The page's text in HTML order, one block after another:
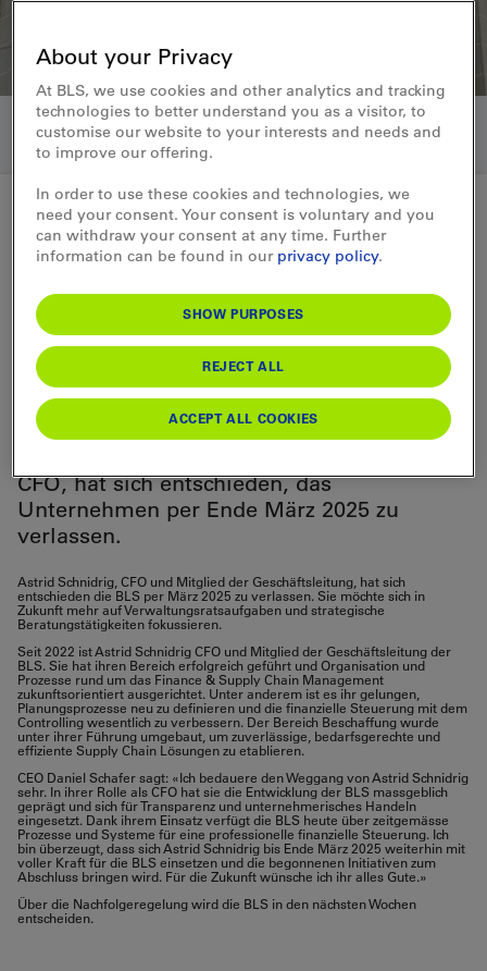
Ad-hoc-Mitteilung gemäss Art. 53 KR 20.09.2024
Änderung in der
Geschäftsleitung: Astrid
Schnidrig verlässt die BLS AG
In der Geschäftsleitung der BLS AG kommt
CFO, hat sich entschieden, das
Unternehmen per Ende März 2025 zu
verlassen.
Astrid Schnidrig, CFO und Mitglied der Geschäftsleitung, hat sich
entschieden die BLS per März 2025 zu verlassen. Sie möchte sich in
Zukunft mehr auf Verwaltungsratsaufgaben und strategische
Beratungstätigkeiten fokussieren.
Seit 2022 ist Astrid Schnidrig CFO und Mitglied der Geschäftsleitung der
BLS. Sie hat ihren Bereich erfolgreich geführt und Organisation und
Prozesse rund um das Finance & Supply Chain Management
zukunftsorientiert ausgerichtet. Unter anderem ist es ihr gelungen,
Planungsprozesse neu zu definieren und die finanzielle Steuerung mit dem
Controlling wesentlich zu verbessern. Der Bereich Beschaffung wurde
unter ihrer Führung umgebaut, um zuverlässige, bedarfsgerechte und
effiziente Supply Chain Lösungen zu etablieren.
CEO Daniel Schafer sagt: «Ich bedauere den Weggang von Astrid Schnidrig
sehr. In ihrer Rolle als CFO hat sie die Entwicklung der BLS massgeblich
geprägt und sich für Transparenz und unternehmerisches Handeln
eingesetzt. Dank ihrem Einsatz verfügt die BLS heute über zeitgemässe
Prozesse und Systeme für eine professionelle finanzielle Steuerung. Ich
bin überzeugt, dass sich Astrid Schnidrig bis Ende März 2025 weiterhin mit
voller Kraft für die BLS einsetzen und die begonnenen Initiativen zum
Abschluss bringen wird. Für die Zukunft wünsche ich ihr alles Gute.»
Über die Nachfolgeregelung wird die BLS in den nächsten Wochen
entscheiden.
About your Privacy
At BLS, we use cookies and other analytics and tracking
technologies to better understand you as a visitor, to
customise our website to your interests and needs and
to improve our offering.
In order to use these cookies and technologies, we
need your consent. Your consent is voluntary and you
can withdraw your consent at any time. Further
information can be found in our privacy policy.
SHOW PURPOSES
REJECT ALL
ACCEPT ALL COOKIES